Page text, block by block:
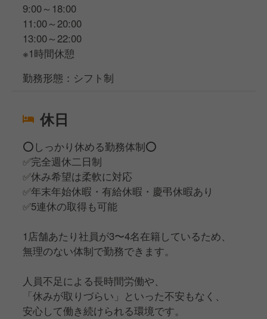
9:00～18:00
11:00～20:00
13:00～22:00
※1時間休憩
勤務形態：シフト制
休日
⭕️しっかり休める勤務体制⭕️
✅️完全週休二日制
✅️休み希望は柔軟に対応
✅️年末年始休暇・有給休暇・慶弔休暇あり
✅️5連休の取得も可能
1店舗あたり社員が3〜4名在籍しているため、
無理のない体制で勤務できます。
人員不足による長時間労働や、
「休みが取りづらい」といった不安もなく、
安心して働き続けられる環境です。